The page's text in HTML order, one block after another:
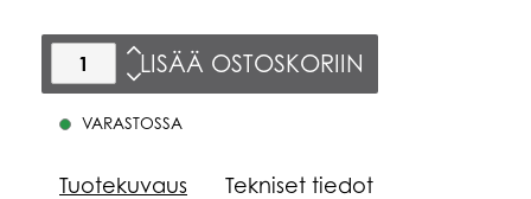
LISÄÄ OSTOSKORIIN
VARASTOSSA
Tuotekuvaus
Tekniset tiedot